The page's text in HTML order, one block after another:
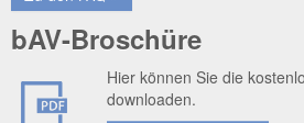
bAV-Broschüre
Hier kön­nen Sie die
downloaden.